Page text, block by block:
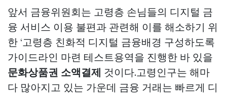
앞서 금융위원회는 고령층 손님들의 디지털 금
융 서비스 이용 불편과 관련해 이를 해소하기 위
한 ‘고령층 친화적 디지털 금융배경 구성하도록
가이드라인 마련 테스트용역을 진행한 바 있을
문화상품권 소액결제 것이다.고령인구는 해마
다 많아지고 있는 가운데 금융 거래는 빠르게 디